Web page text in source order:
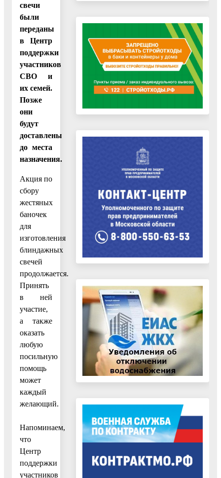
свечи
были
переданы
в Центр
поддержки
участников
СВО и
их семей.
Позже
они
будут
доставлены
до места
назначения.
Акция по
сбору
жестяных
баночек
для
изготовления
блиндажных
свечей
продолжается.
Принять
в ней
участие,
а также
оказать
любую
посильную
помощь
может
каждый
желающий.
Напоминаем,
что
Центр
поддержки
участников